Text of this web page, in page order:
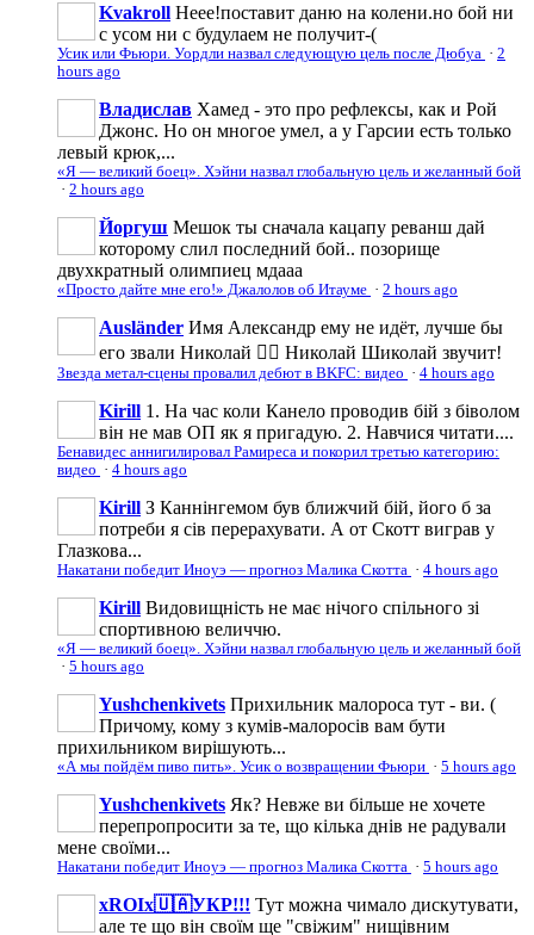
Kvakroll Неее!поставит даню на колени.но бой ни
с усом ни с будулаем не получит-(
Усик или Фьюри. Уордли назвал следующую цель после Дюбуа · 2
hours ago
Владислав Хамед - это про рефлексы, как и Рой
Джонс. Но он многое умел, а у Гарсии есть только
левый крюк,...
«Я — великий боец». Хэйни назвал глобальную цель и желанный бой
· 2 hours ago
Йоргуш Мешок ты сначала кацапу реванш дай
которому слил последний бой.. позорище
двухкратный олимпиец мдааа
«Просто дайте мне его!» Джалолов об Итауме · 2 hours ago
Ausländer Имя Александр ему не идёт, лучше бы
его звали Николай 👍🏻 Николай Шиколай звучит!
Звезда метал-сцены провалил дебют в BKFC: видео · 4 hours ago
Kirill 1. На час коли Канело проводив бій з біволом
він не мав ОП як я пригадую. 2. Навчися читати....
Бенавидес аннигилировал Рамиреса и покорил третью категорию:
видео · 4 hours ago
Kirill З Каннінгемом був ближчий бій, його б за
потреби я сів перерахувати. А от Скотт виграв у
Глазкова...
Накатани победит Иноуэ — прогноз Малика Скотта · 4 hours ago
Kirill Видовищність не має нічого спільного зі
спортивною величчю.
«Я — великий боец». Хэйни назвал глобальную цель и желанный бой
· 5 hours ago
Yushchenkivets Прихильник малороса тут - ви. (
Причому, кому з кумів-малоросів вам бути
прихильником вирішують...
«А мы пойдём пиво пить». Усик о возвращении Фьюри · 5 hours ago
Yushchenkivets Як? Невже ви більше не хочете
перепропросити за те, що кілька днів не радували
мене своїми...
Накатани победит Иноуэ — прогноз Малика Скотта · 5 hours ago
xROIx🇺🇦УКР!!! Тут можна чимало дискутувати,
але те що він своїм ще "свіжим" нищівним